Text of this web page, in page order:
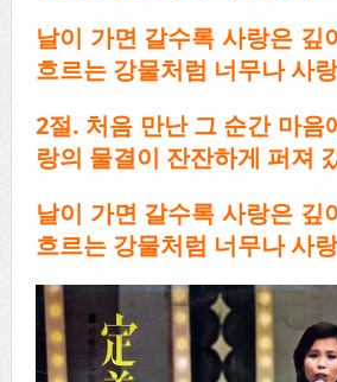
날이 가면 갈수록 사랑은 깊
흐르는 강물처럼 너무나 사
2절. 처음 만난 그 순간 마음
랑의 물결이 잔잔하게 퍼져
날이 가면 갈수록 사랑은 깊
흐르는 강물처럼 너무나 사